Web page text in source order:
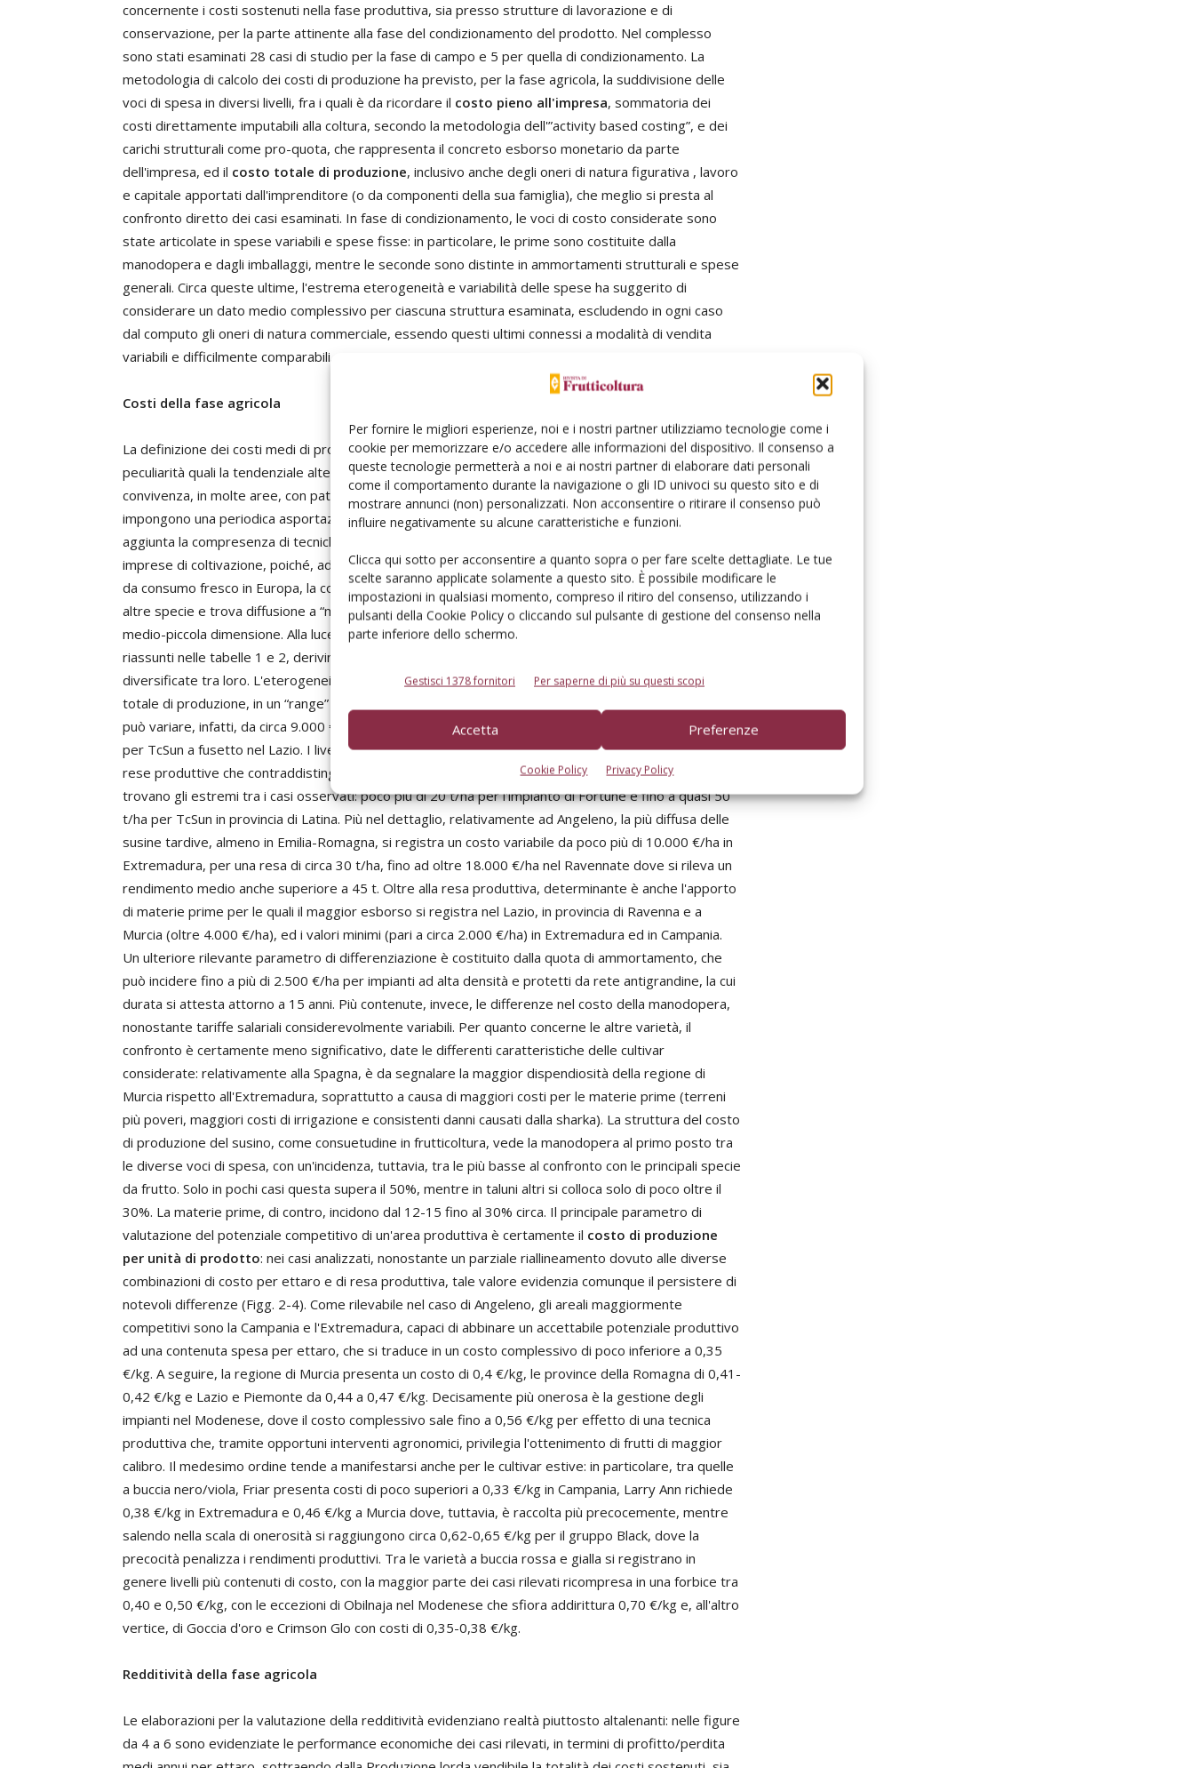
Per fornire le migliori esperienze, noi e i nostri partner utilizziamo tecnologie come i
cookie per memorizzare e/o accedere alle informazioni del dispositivo. Il consenso a
queste tecnologie permetterà a noi e ai nostri partner di elaborare dati personali
come il comportamento durante la navigazione o gli ID univoci su questo sito e di
mostrare annunci (non) personalizzati. Non acconsentire o ritirare il consenso può
influire negativamente su alcune caratteristiche e funzioni.
Clicca qui sotto per acconsentire a quanto sopra o per fare scelte dettagliate. Le tue
scelte saranno applicate solamente a questo sito. È possibile modificare le
impostazioni in qualsiasi momento, compreso il ritiro del consenso, utilizzando i
pulsanti della Cookie Policy o cliccando sul pulsante di gestione del consenso nella
parte inferiore dello schermo.
Gestisci 1378 fornitori Per saperne di più su questi scopi
Accetta Preferenze
Cookie Policy Privacy Policy
concernente i costi sostenuti nella fase produttiva, sia presso strutture di lavorazione e di
conservazione, per la parte attinente alla fase del condizionamento del prodotto. Nel complesso
sono stati esaminati 28 casi di studio per la fase di campo e 5 per quella di condizionamento. La
metodologia di calcolo dei costi di produzione ha previsto, per la fase agricola, la suddivisione delle
voci di spesa in diversi livelli, fra i quali è da ricordare il costo pieno all'impresa, sommatoria dei
costi direttamente imputabili alla coltura, secondo la metodologia dell'”activity based costing”, e dei
carichi strutturali come pro-quota, che rappresenta il concreto esborso monetario da parte
dell'impresa, ed il costo totale di produzione, inclusivo anche degli oneri di natura figurativa , lavoro
e capitale apportati dall'imprenditore (o da componenti della sua famiglia), che meglio si presta al
confronto diretto dei casi esaminati. In fase di condizionamento, le voci di costo considerate sono
state articolate in spese variabili e spese fisse: in particolare, le prime sono costituite dalla
manodopera e dagli imballaggi, mentre le seconde sono distinte in ammortamenti strutturali e spese
generali. Circa queste ultime, l'estrema eterogeneità e variabilità delle spese ha suggerito di
considerare un dato medio complessivo per ciascuna struttura esaminata, escludendo in ogni caso
dal computo gli oneri di natura commerciale, essendo questi ultimi connessi a modalità di vendita
variabili e difficilmente comparabili.
Costi della fase agricola
La definizione dei costi medi di produzione per il susino è resa particolarmente difficoltosa da talune
peculiarità quali la tendenziale alternanza produttiva, la sensibilità a numerose avversità e la
convivenza, in molte aree, con patologie difficili da ostacolare, come sharka e fitoplasmosi, che
impongono una periodica asportazione, distruzione e sostituzione delle piante colpite. A ciò va
aggiunta la compresenza di tecniche produttive molto differenti tra loro, nonché l'eterogeneità delle
imprese di coltivazione, poiché, ad eccezione dell'Extremadura, principale polo produttivo di susine
da consumo fresco in Europa, la coltura è sovente secondaria nell'ordinamento colturale rispetto ad
altre specie e trova diffusione a “macchia di leopardo” ed in aziende non specializzate di media o
medio-piccola dimensione. Alla luce di tali considerazioni, va evidenziato come i dati presentati,
riassunti nelle tabelle 1 e 2, derivino spesso dalla mediazione di osservazioni talvolta sensibilmente
diversificate tra loro. L'eterogeneità degli impianti rilevati si concretizza, per quanto concerne il costo
totale di produzione, in un “range” di oltre 10.000 € in termini di unità di superficie: l'onere per ettaro
può variare, infatti, da circa 9.000 € per Fortune allevata a vaso in Extremadura, fino a quasi 20.000 €
per TcSun a fusetto nel Lazio. I livelli di costo per ettaro sono naturalmente influenzati anche dalle
rese produttive che contraddistinguono le diverse cultivar e che, proprio nei due esempi di cui sopra,
trovano gli estremi tra i casi osservati: poco più di 20 t/ha per l'impianto di Fortune e fino a quasi 50
t/ha per TcSun in provincia di Latina. Più nel dettaglio, relativamente ad Angeleno, la più diffusa delle
susine tardive, almeno in Emilia-Romagna, si registra un costo variabile da poco più di 10.000 €/ha in
Extremadura, per una resa di circa 30 t/ha, fino ad oltre 18.000 €/ha nel Ravennate dove si rileva un
rendimento medio anche superiore a 45 t. Oltre alla resa produttiva, determinante è anche l'apporto
di materie prime per le quali il maggior esborso si registra nel Lazio, in provincia di Ravenna e a
Murcia (oltre 4.000 €/ha), ed i valori minimi (pari a circa 2.000 €/ha) in Extremadura ed in Campania.
Un ulteriore rilevante parametro di differenziazione è costituito dalla quota di ammortamento, che
può incidere fino a più di 2.500 €/ha per impianti ad alta densità e protetti da rete antigrandine, la cui
durata si attesta attorno a 15 anni. Più contenute, invece, le differenze nel costo della manodopera,
nonostante tariffe salariali considerevolmente variabili. Per quanto concerne le altre varietà, il
confronto è certamente meno significativo, date le differenti caratteristiche delle cultivar
considerate: relativamente alla Spagna, è da segnalare la maggior dispendiosità della regione di
Murcia rispetto all'Extremadura, soprattutto a causa di maggiori costi per le materie prime (terreni
più poveri, maggiori costi di irrigazione e consistenti danni causati dalla sharka). La struttura del costo
di produzione del susino, come consuetudine in frutticoltura, vede la manodopera al primo posto tra
le diverse voci di spesa, con un'incidenza, tuttavia, tra le più basse al confronto con le principali specie
da frutto. Solo in pochi casi questa supera il 50%, mentre in taluni altri si colloca solo di poco oltre il
30%. La materie prime, di contro, incidono dal 12-15 fino al 30% circa. Il principale parametro di
valutazione del potenziale competitivo di un'area produttiva è certamente il costo di produzione
per unità di prodotto: nei casi analizzati, nonostante un parziale riallineamento dovuto alle diverse
combinazioni di costo per ettaro e di resa produttiva, tale valore evidenzia comunque il persistere di
notevoli differenze (Figg. 2-4). Come rilevabile nel caso di Angeleno, gli areali maggiormente
competitivi sono la Campania e l'Extremadura, capaci di abbinare un accettabile potenziale produttivo
ad una contenuta spesa per ettaro, che si traduce in un costo complessivo di poco inferiore a 0,35
€/kg. A seguire, la regione di Murcia presenta un costo di 0,4 €/kg, le province della Romagna di 0,41-
0,42 €/kg e Lazio e Piemonte da 0,44 a 0,47 €/kg. Decisamente più onerosa è la gestione degli
impianti nel Modenese, dove il costo complessivo sale fino a 0,56 €/kg per effetto di una tecnica
produttiva che, tramite opportuni interventi agronomici, privilegia l'ottenimento di frutti di maggior
calibro. Il medesimo ordine tende a manifestarsi anche per le cultivar estive: in particolare, tra quelle
a buccia nero/viola, Friar presenta costi di poco superiori a 0,33 €/kg in Campania, Larry Ann richiede
0,38 €/kg in Extremadura e 0,46 €/kg a Murcia dove, tuttavia, è raccolta più precocemente, mentre
salendo nella scala di onerosità si raggiungono circa 0,62-0,65 €/kg per il gruppo Black, dove la
precocità penalizza i rendimenti produttivi. Tra le varietà a buccia rossa e gialla si registrano in
genere livelli più contenuti di costo, con la maggior parte dei casi rilevati ricompresa in una forbice tra
0,40 e 0,50 €/kg, con le eccezioni di Obilnaja nel Modenese che sfiora addirittura 0,70 €/kg e, all'altro
vertice, di Goccia d'oro e Crimson Glo con costi di 0,35-0,38 €/kg.
Redditività della fase agricola
Le elaborazioni per la valutazione della redditività evidenziano realtà piuttosto altalenanti: nelle figure
da 4 a 6 sono evidenziate le performance economiche dei casi rilevati, in termini di profitto/perdita